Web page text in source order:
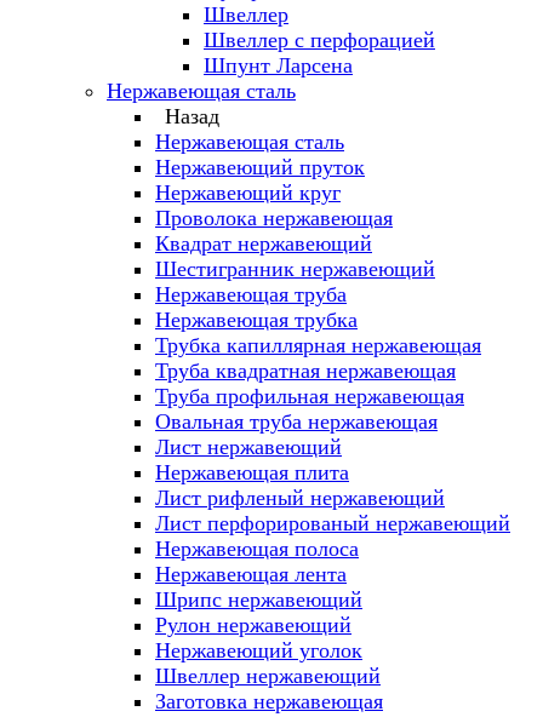
Швеллер
Швеллер с перфорацией
Шпунт Ларсена
Нержавеющая сталь
Назад
Нержавеющая сталь
Нержавеющий пруток
Нержавеющий круг
Проволока нержавеющая
Квадрат нержавеющий
Шестигранник нержавеющий
Нержавеющая труба
Нержавеющая трубка
Трубка капиллярная нержавеющая
Труба квадратная нержавеющая
Труба профильная нержавеющая
Овальная труба нержавеющая
Лист нержавеющий
Нержавеющая плита
Лист рифленый нержавеющий
Лист перфорированый нержавеющий
Нержавеющая полоса
Нержавеющая лента
Шрипс нержавеющий
Рулон нержавеющий
Нержавеющий уголок
Швеллер нержавеющий
Заготовка нержавеющая